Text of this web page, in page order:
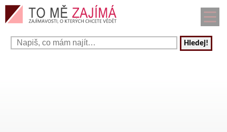
Hledej!